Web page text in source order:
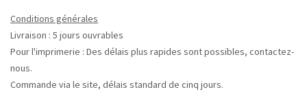
Conditions générales
Livraison : 5 jours ouvrables
Pour l'imprimerie : Des délais plus rapides sont possibles, contactez-
nous.
Commande via le site, délais standard de cinq jours.